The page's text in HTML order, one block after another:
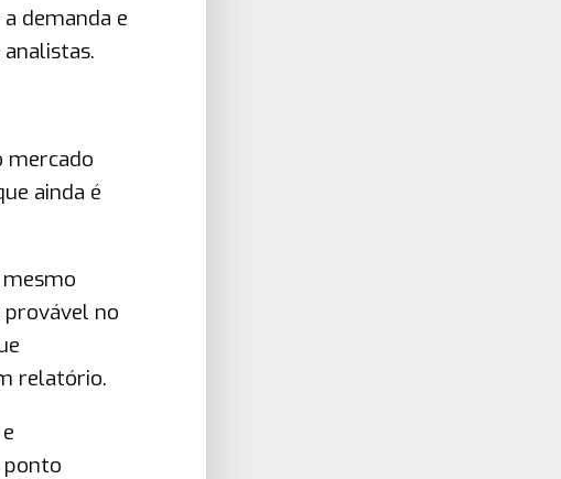
demanda e
mercado
ainda é
provável no
relatório.
ponto